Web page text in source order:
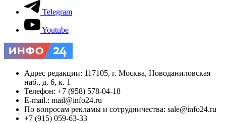
Telegram
Youtube
Адрес редакции: 117105, г. Москва, Новоданиловская
наб., д. 6, к. 1
Телефон: +7 (958) 578-04-18
E-mail.: mail@info24.ru
По вопросам рекламы и сотрудничества: sale@info24.ru
+7 (915) 059-63-33